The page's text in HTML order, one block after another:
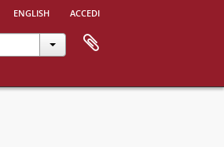
english accedi